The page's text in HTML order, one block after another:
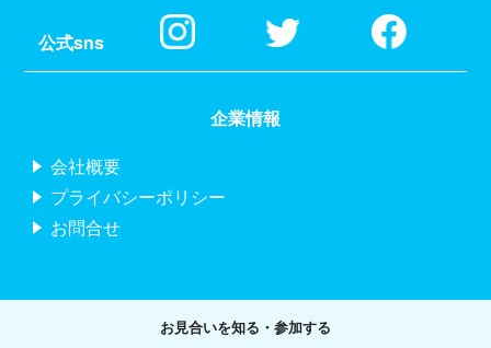
公式sns
企業情報
会社概要
プライバシーポリシー
お問合せ
お見合いを知る・参加する